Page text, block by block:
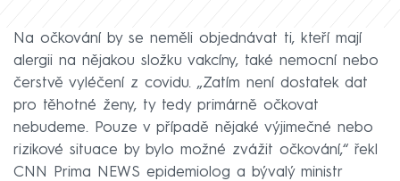
Na očkování by se neměli objednávat ti, kteří mají
alergii na nějakou složku vakcíny, také nemocní nebo
čerstvě vyléčení z covidu. „Zatím není dostatek dat
pro těhotné ženy, ty tedy primárně očkovat
nebudeme. Pouze v případě nějaké výjimečné nebo
rizikové situace by bylo možné zvážit očkování,“ řekl
CNN Prima NEWS epidemiolog a bývalý ministr